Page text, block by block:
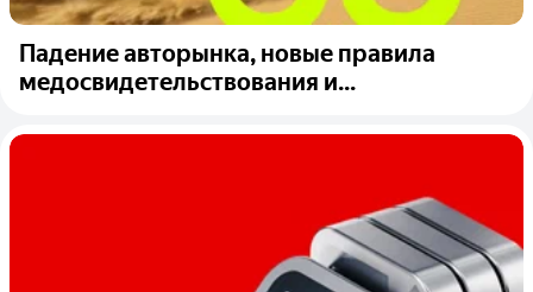
Падение авторынка, новые правила
медосвидетельствования и...